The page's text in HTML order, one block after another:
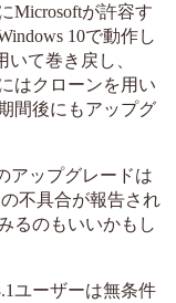
Microsoftが許容す
10で動作し
いて巻き戻し、
はクローンを用い
間後にもアップグ
アップグレードは
不具合が報告され
るのもいいかもし
ユーザーは無条件